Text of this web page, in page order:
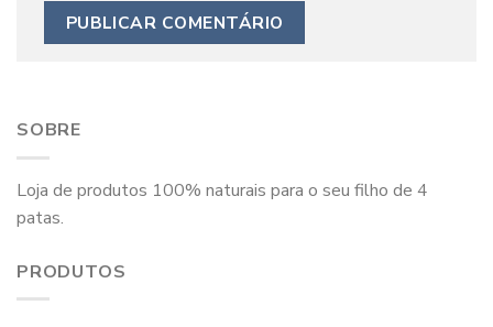
SOBRE
Loja de produtos 100% naturais para o seu filho de 4
patas.
PRODUTOS